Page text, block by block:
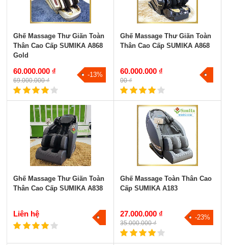
Ghế Massage Thư Giãn Toàn
Thân Cao Cấp SUMIKA A868
Gold
60.000.000 ₫
69.000.000 ₫
-13%
Ghế Massage Thư Giãn Toàn
Thân Cao Cấp SUMIKA A868
60.000.000 ₫
00 ₫
Ghế Massage Thư Giãn Toàn
Thân Cao Cấp SUMIKA A838
Liên hệ
Ghế Massage Toàn Thân Cao
Cấp SUMIKA A183
27.000.000 ₫
35.000.000 ₫
-23%